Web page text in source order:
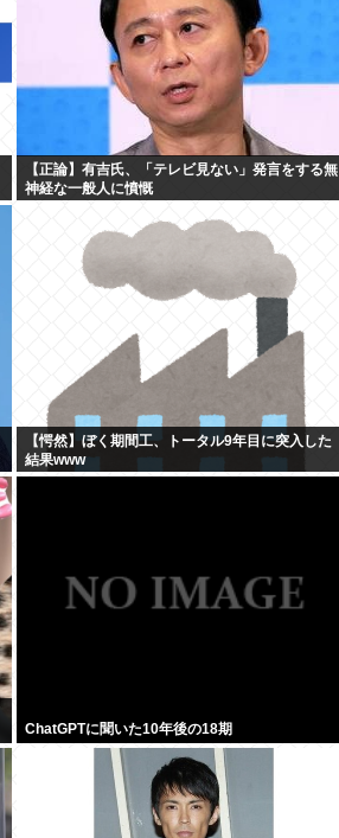
【正論】有吉氏、「テレビ見ない」発言をする無
神経な一般人に憤慨
【愕然】ぼく期間工、トータル9年目に突入した
結果www
ChatGPTに聞いた10年後の18期